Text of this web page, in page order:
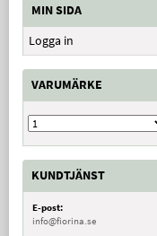
MIN SIDA
Logga in
VARUMÄRKE
KUNDTJÄNST
E-post:
info@fiorina.se